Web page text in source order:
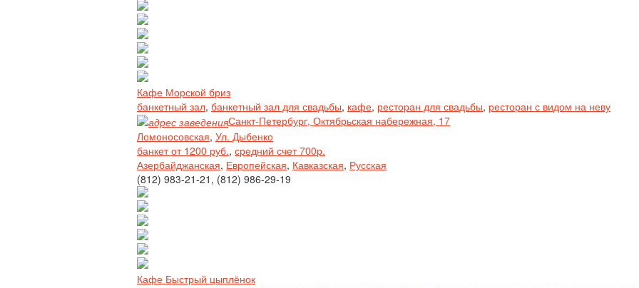
Кафе Морской бриз
банкетный зал, банкетный зал для свадьбы, кафе, ресторан для свадьбы, ресторан с видом на неву
Санкт-Петербург, Октябрьская набережная, 17
Ломоносовская, Ул. Дыбенко
банкет от 1200 руб., средний счет 700р.
Азербайджанская, Европейская, Кавказская, Русская
(812) 983-21-21, (812) 986-29-19
Кафе Быстрый цыплёнок